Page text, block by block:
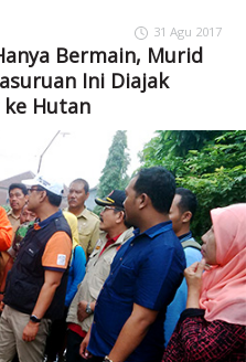
31 Agu 2017
Bermain, Murid
Ini Diajak
ke Hutan